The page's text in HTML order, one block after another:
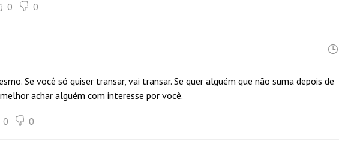
0 0
Se você só quiser transar, vai transar. Se quer alguém que não suma depois de
achar alguém com interesse por você.
0 0